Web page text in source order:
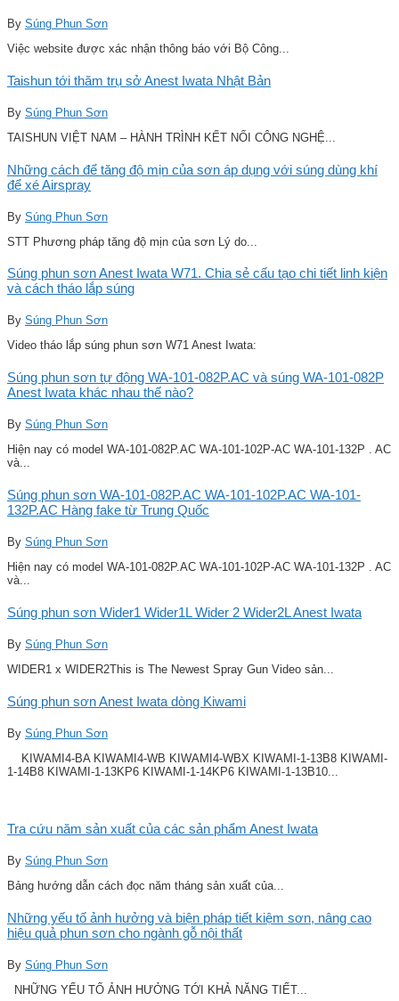
By Súng Phun Sơn
Việc website được xác nhận thông báo với Bộ Công...
Taishun tới thăm trụ sở Anest Iwata Nhật Bản
By Súng Phun Sơn
TAISHUN VIỆT NAM – HÀNH TRÌNH KẾT NỐI CÔNG NGHỆ...
Những cách để tăng độ mịn của sơn áp dụng với súng dùng khí
để xé Airspray
By Súng Phun Sơn
STT Phương pháp tăng độ mịn của sơn Lý do...
Súng phun sơn Anest Iwata W71. Chia sẻ cấu tạo chi tiết linh kiện
và cách tháo lắp súng
By Súng Phun Sơn
Video tháo lắp súng phun sơn W71 Anest Iwata:
Súng phun sơn tự động WA-101-082P.AC và súng WA-101-082P
Anest Iwata khác nhau thế nào?
By Súng Phun Sơn
Hiện nay có model WA-101-082P.AC WA-101-102P-AC WA-101-132P . AC
và...
Súng phun sơn WA-101-082P.AC WA-101-102P.AC WA-101-
132P.AC Hàng fake từ Trung Quốc
By Súng Phun Sơn
Hiện nay có model WA-101-082P.AC WA-101-102P-AC WA-101-132P . AC
và...
Súng phun sơn Wider1 Wider1L Wider 2 Wider2L Anest Iwata
By Súng Phun Sơn
WIDER1 x WIDER2This is The Newest Spray Gun Video sản...
Súng phun sơn Anest Iwata dòng Kiwami
By Súng Phun Sơn
KIWAMI4-BA KIWAMI4-WB KIWAMI4-WBX KIWAMI-1-13B8 KIWAMI-
1-14B8 KIWAMI-1-13KP6 KIWAMI-1-14KP6 KIWAMI-1-13B10...
Tra cứu năm sản xuất của các sản phẩm Anest Iwata
By Súng Phun Sơn
Bảng hướng dẫn cách đọc năm tháng sản xuất của...
Những yếu tố ảnh hưởng và biện pháp tiết kiệm sơn, nâng cao
hiệu quả phun sơn cho ngành gỗ nội thất
By Súng Phun Sơn
NHỮNG YẾU TỐ ẢNH HƯỞNG TỚI KHẢ NĂNG TIẾT...